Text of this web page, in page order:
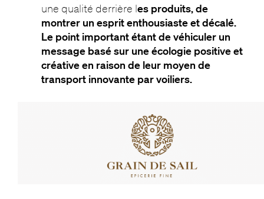
une qualité derrière les produits, de
montrer un esprit enthousiaste et décalé.
Le point important étant de véhiculer un
message basé sur une écologie positive et
créative en raison de leur moyen de
transport innovante par voiliers.